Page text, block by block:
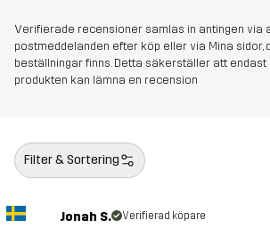
Verifierade recensioner samlas in antingen via
postmeddelanden efter köp eller via Mina sidor,
beställningar finns. Detta säkerställer att
produkten kan lämna en recension
Filter & Sortering
Jonah S. Verifierad köpare